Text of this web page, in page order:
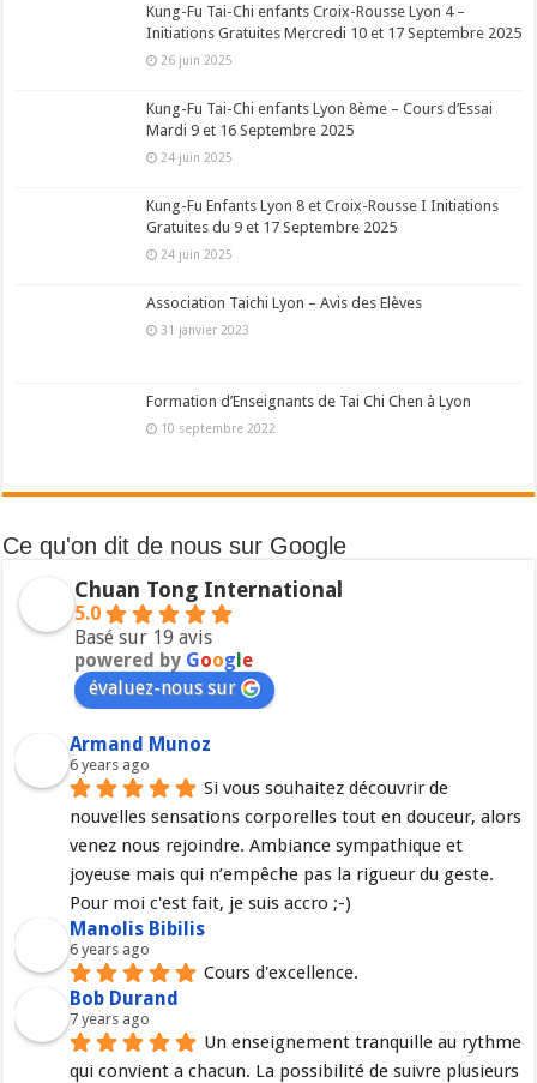
Kung-Fu Tai-Chi enfants Croix-Rousse Lyon 4 –
Initiations Gratuites Mercredi 10 et 17 Septembre 2025
26 juin 2025
Kung-Fu Tai-Chi enfants Lyon 8ème – Cours d’Essai
Mardi 9 et 16 Septembre 2025
24 juin 2025
Kung-Fu Enfants Lyon 8 et Croix-Rousse I Initiations
Gratuites du 9 et 17 Septembre 2025
24 juin 2025
Association Taichi Lyon – Avis des Elèves
31 janvier 2023
Formation d’Enseignants de Tai Chi Chen à Lyon
10 septembre 2022
Ce qu'on dit de nous sur Google
Chuan Tong International
5.0
Basé sur 19 avis
powered by Google
évaluez-nous sur
Armand Munoz
6 years ago
Si vous souhaitez découvrir de
nouvelles sensations corporelles tout en douceur, alors
venez nous rejoindre. Ambiance sympathique et
joyeuse mais qui n’empêche pas la rigueur du geste.
Pour moi c'est fait, je suis accro ;-)
Manolis Bibilis
6 years ago
Cours d'excellence.
Bob Durand
7 years ago
Un enseignement tranquille au rythme
qui convient a chacun. La possibilité de suivre plusieurs